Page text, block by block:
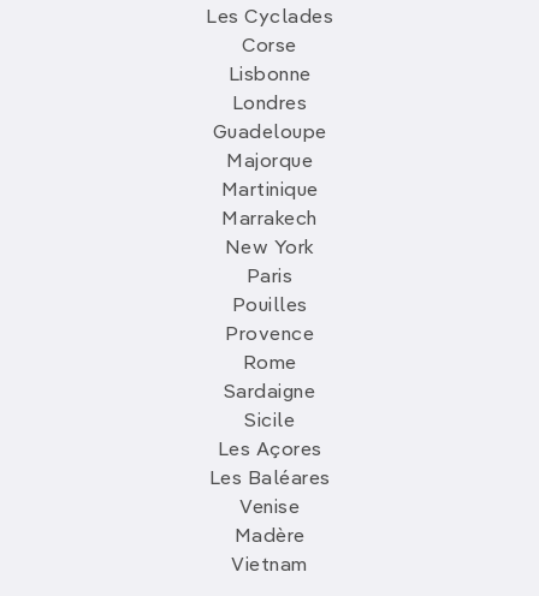
Les Cyclades
Corse
Lisbonne
Londres
Guadeloupe
Majorque
Martinique
Marrakech
New York
Paris
Pouilles
Provence
Rome
Sardaigne
Sicile
Les Açores
Les Baléares
Venise
Madère
Vietnam